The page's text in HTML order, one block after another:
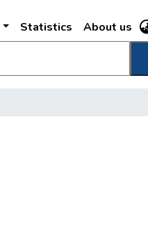
Statistics About us